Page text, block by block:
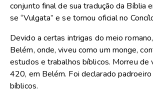
conjunto final de sua tradução da Bíblia
se “Vulgata” e se tornou oficial no
Devido a certas intrigas do meio
Belém, onde, viveu como um monge,
estudos e trabalhos bíblicos. Morreu de
420, em Belém. Foi declarado
bíblicos.